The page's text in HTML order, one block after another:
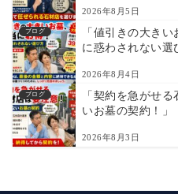
2026年8月5日
ブログ
「値引きの大き
に惑わされない選
2026年8月4日
ブログ
「契約を急がせ
いお墓の契約！」
2026年8月3日